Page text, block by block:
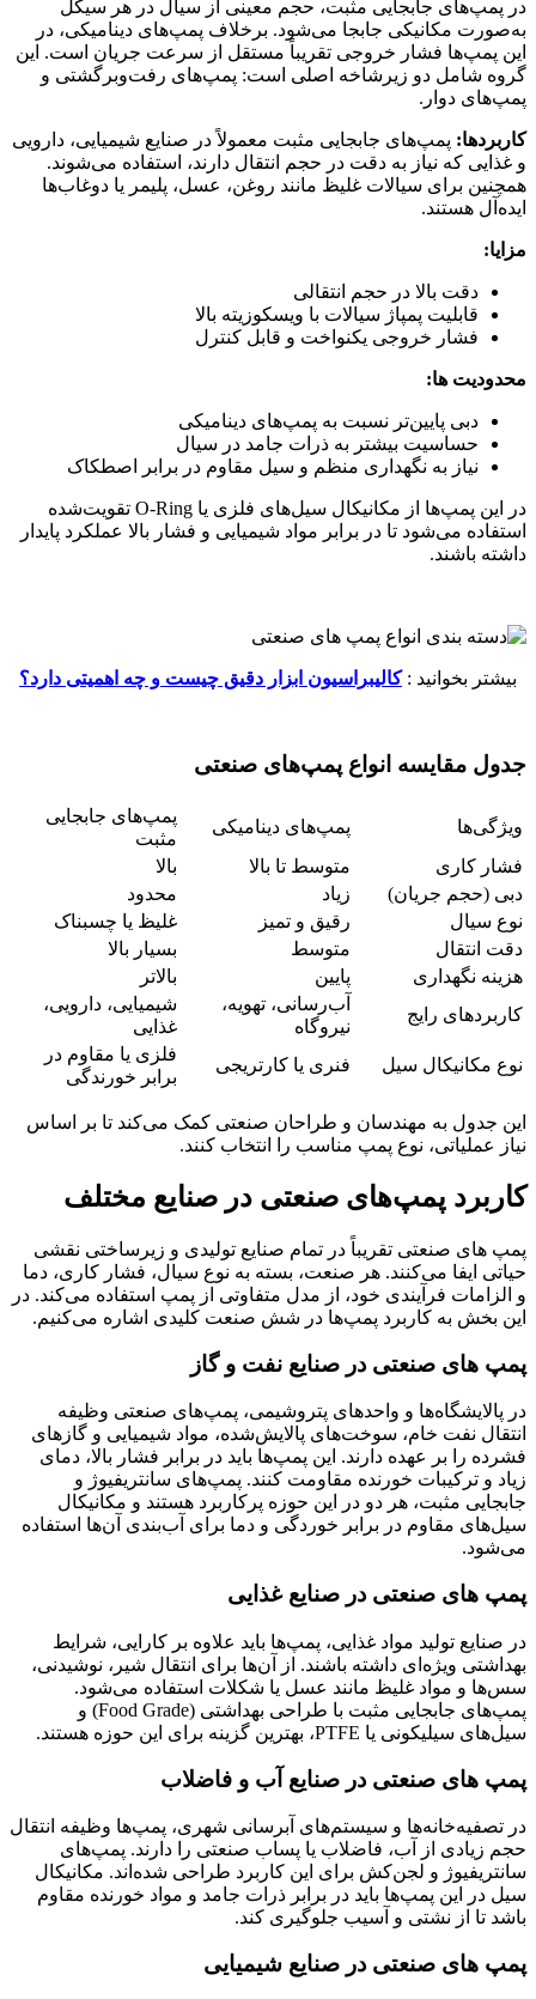
در پمپ‌های جابجایی مثبت، حجم معینی از سیال در هر سیکل
به‌صورت مکانیکی جابجا می‌شود. برخلاف پمپ‌های دینامیکی، در
این پمپ‌ها فشار خروجی تقریباً مستقل از سرعت جریان است. این
گروه شامل دو زیرشاخه اصلی است: پمپ‌های رفت‌وبرگشتی و
پمپ‌های دوار.
کاربردها: پمپ‌های جابجایی مثبت معمولاً در صنایع شیمیایی، دارویی
و غذایی که نیاز به دقت در حجم انتقال دارند، استفاده می‌شوند.
همچنین برای سیالات غلیظ مانند روغن، عسل، پلیمر یا دوغاب‌ها
ایده‌آل هستند.
مزایا:
دقت بالا در حجم انتقالی
قابلیت پمپاژ سیالات با ویسکوزیته بالا
فشار خروجی یکنواخت و قابل کنترل
محدودیت‌ ها:
دبی پایین‌تر نسبت به پمپ‌های دینامیکی
حساسیت بیشتر به ذرات جامد در سیال
نیاز به نگهداری منظم و سیل مقاوم در برابر اصطکاک
در این پمپ‌ها از مکانیکال سیل‌های فلزی یا O-Ring تقویت‌شده
استفاده می‌شود تا در برابر مواد شیمیایی و فشار بالا عملکرد پایدار
داشته باشند.
بیشتر بخوانید :کالیبراسیون ابزار دقیق چیست و چه اهمیتی دارد؟
جدول مقایسه انواع پمپ‌های صنعتی
ویژگی‌ها پمپ‌های دینامیکی
پمپ‌های جابجایی
مثبت
فشار کاری
متوسط تا بالا
بالا
دبی (حجم جریان)
زیاد
محدود
نوع سیال
رقیق و تمیز
غلیظ یا چسبناک
دقت انتقال
متوسط
بسیار بالا
هزینه نگهداری
پایین
بالاتر
کاربردهای رایج
آب‌رسانی، تهویه،
نیروگاه
شیمیایی، دارویی،
غذایی
نوع مکانیکال سیل
فنری یا کارتریجی
فلزی یا مقاوم در
برابر خورندگی
این جدول به مهندسان و طراحان صنعتی کمک می‌کند تا بر اساس
نیاز عملیاتی، نوع پمپ مناسب را انتخاب کنند.
کاربرد پمپ‌های صنعتی در صنایع مختلف
پمپ‌ های صنعتی تقریباً در تمام صنایع تولیدی و زیرساختی نقشی
حیاتی ایفا می‌کنند. هر صنعت، بسته به نوع سیال، فشار کاری، دما
و الزامات فرآیندی خود، از مدل متفاوتی از پمپ استفاده می‌کند. در
این بخش به کاربرد پمپ‌ها در شش صنعت کلیدی اشاره می‌کنیم.
پمپ‌ های صنعتی در صنایع نفت و گاز
در پالایشگاه‌ها و واحدهای پتروشیمی، پمپ‌های صنعتی وظیفه
انتقال نفت خام، سوخت‌های پالایش‌شده، مواد شیمیایی و گازهای
فشرده را بر عهده دارند. این پمپ‌ها باید در برابر فشار بالا، دمای
زیاد و ترکیبات خورنده مقاومت کنند. پمپ‌های سانتریفیوژ و
جابجایی مثبت، هر دو در این حوزه پرکاربرد هستند و مکانیکال
سیل‌های مقاوم در برابر خوردگی و دما برای آب‌بندی آن‌ها استفاده
می‌شود.
پمپ‌ های صنعتی در صنایع غذایی
در صنایع تولید مواد غذایی، پمپ‌ها باید علاوه بر کارایی، شرایط
بهداشتی ویژه‌ای داشته باشند. از آن‌ها برای انتقال شیر، نوشیدنی،
سس‌ها و مواد غلیظ مانند عسل یا شکلات استفاده می‌شود.
پمپ‌های جابجایی مثبت با طراحی بهداشتی (Food Grade) و
سیل‌های سیلیکونی یا PTFE، بهترین گزینه برای این حوزه هستند.
پمپ‌ های صنعتی در صنایع آب و فاضلاب
در تصفیه‌خانه‌ها و سیستم‌های آبرسانی شهری، پمپ‌ها وظیفه انتقال
حجم زیادی از آب، فاضلاب یا پساب صنعتی را دارند. پمپ‌های
سانتریفیوژ و لجن‌کش برای این کاربرد طراحی شده‌اند. مکانیکال
سیل در این پمپ‌ها باید در برابر ذرات جامد و مواد خورنده مقاوم
باشد تا از نشتی و آسیب جلوگیری کند.
پمپ‌ های صنعتی در صنایع شیمیایی